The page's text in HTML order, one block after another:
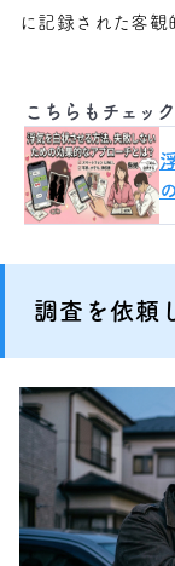
に記録された客観
こちらもチェック
調査を依頼